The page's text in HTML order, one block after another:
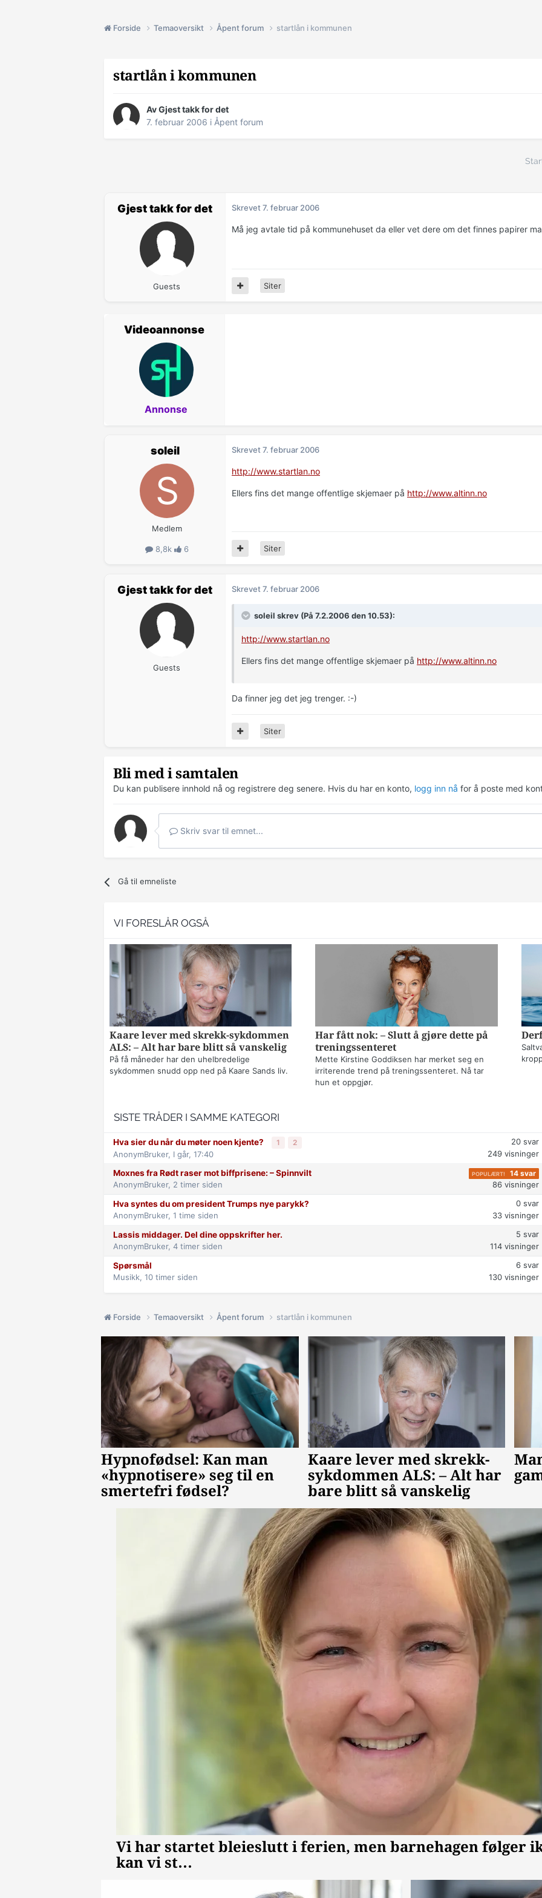
Forside Temaoversikt Åpent forum startlån i kommunen
startlån i kommunen
Av Gjest takk for det
7. februar 2006 i Åpent forum
Gjest takk for det
Guests
Skrevet7. februar 2006
Må jeg avtale tid på kommunehuset da eller vet dere om det finnes papirer
Siter
Videoannonse
Annonse
soleil
Medlem
8,8k 6
Skrevet7. februar 2006
http://www.startlan.no
Ellers fins det mange offentlige skjemaer på http://www.altinn.no
Siter
Gjest takk for det
Guests
Skrevet7. februar 2006
soleil skrev (På 7.2.2006 den 10.53):
http://www.startlan.no
Ellers fins det mange offentlige skjemaer på http://www.altinn.no
Da finner jeg det jeg trenger. :-)
Siter
Bli med i samtalen
Du kan publisere innhold nå og registrere deg senere. Hvis du har en konto, logg inn nå for å poste med
Skriv svar til emnet...
Gå til emneliste
VI FORESLÅR OGSÅ
Kaare lever med skrekk-sykdommen
ALS: – Alt har bare blitt så vanskelig
På få måneder har den uhelbredelige
sykdommen snudd opp ned på Kaare Sands liv.
Har fått nok: – Slutt å gjøre dette på
treningssenteret
Mette Kirstine Goddiksen har merket seg en
irriterende trend på treningssenteret. Nå tar
hun et oppgjør.
SISTE TRÅDER I SAMME KATEGORI
Hva sier du når du møter noen kjente? 1 2
AnonymBruker, I går, 17:40
20 svar
249 visninger
Moxnes fra Rødt raser mot biff­prisene: –⁠ Spinnvilt
AnonymBruker, 2 timer siden
14 svar
86 visninger
Hva syntes du om president Trumps nye parykk?
AnonymBruker, 1 time siden
0 svar
33 visninger
Lassis middager. Del dine oppskrifter her.
AnonymBruker, 4 timer siden
5 svar
114 visninger
Spørsmål
Musikk, 10 timer siden
6 svar
130 visninger
Forside Temaoversikt Åpent forum startlån i kommunen